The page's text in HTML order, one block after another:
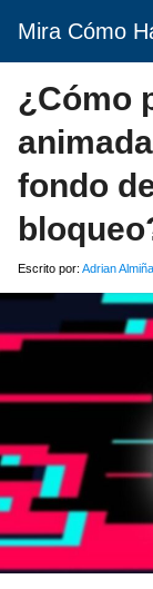
Mira Cómo
¿Cómo
fondo
Escrito por: Adrian